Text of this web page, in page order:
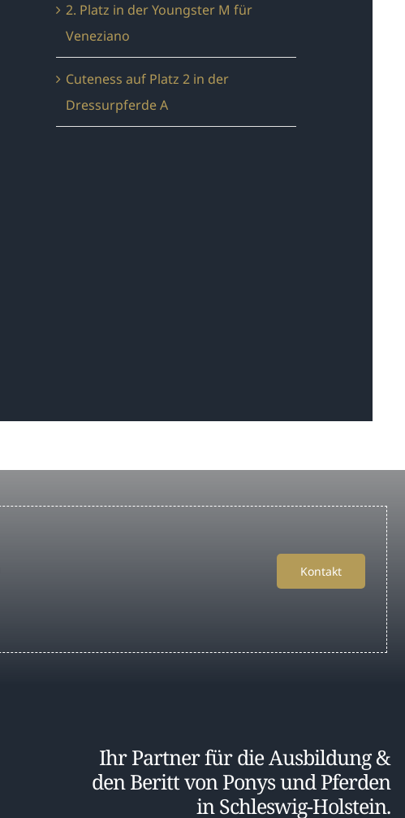
2. Platz in der Youngster M für
Veneziano
Cuteness auf Platz 2 in der
Dressurpferde A
Kontakt
Ihr Partner für die Ausbildung &
den Beritt von Ponys und Pferden
in Schleswig-Holstein.